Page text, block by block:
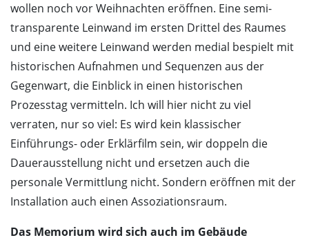
wollen noch vor Weihnachten eröffnen. Eine semi-
transparente Leinwand im ersten Drittel des Raumes
und eine weitere Leinwand werden medial bespielt mit
historischen Aufnahmen und Sequenzen aus der
Gegenwart, die Einblick in einen historischen
Prozesstag vermitteln. Ich will hier nicht zu viel
verraten, nur so viel: Es wird kein klassischer
Einführungs- oder Erklärfilm sein, wir doppeln die
Dauerausstellung nicht und ersetzen auch die
personale Vermittlung nicht. Sondern eröffnen mit der
Installation auch einen Assoziationsraum.
Das Memorium wird sich auch im Gebäude